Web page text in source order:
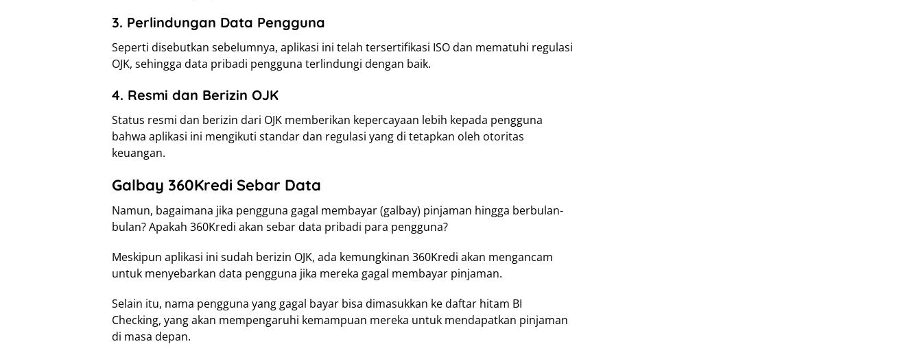
3. Perlindungan Data Pengguna
Seperti disebutkan sebelumnya, aplikasi ini telah tersertifikasi ISO dan mematuhi regulasi
OJK, sehingga data pribadi pengguna terlindungi dengan baik.
4. Resmi dan Berizin OJK
Status resmi dan berizin dari OJK memberikan kepercayaan lebih kepada pengguna
bahwa aplikasi ini mengikuti standar dan regulasi yang di tetapkan oleh otoritas
keuangan.
Galbay 360Kredi Sebar Data
Namun, bagaimana jika pengguna gagal membayar (galbay) pinjaman hingga berbulan-
bulan? Apakah 360Kredi akan sebar data pribadi para pengguna?
Meskipun aplikasi ini sudah berizin OJK, ada kemungkinan 360Kredi akan mengancam
untuk menyebarkan data pengguna jika mereka gagal membayar pinjaman.
Selain itu, nama pengguna yang gagal bayar bisa dimasukkan ke daftar hitam BI
Checking, yang akan mempengaruhi kemampuan mereka untuk mendapatkan pinjaman
di masa depan.